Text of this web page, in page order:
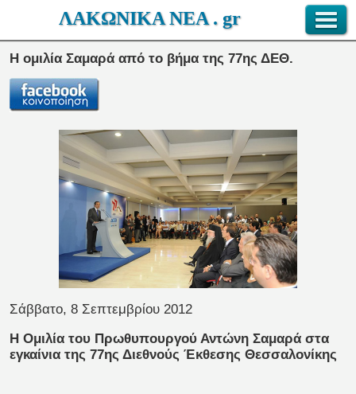
ΛΑΚΩΝΙΚΑ ΝΕΑ . gr
Η ομιλία Σαμαρά από το βήμα της 77ης ΔΕΘ.
Σάββατο, 8 Σεπτεμβρίου 2012
H Ομιλία του Πρωθυπουργού Αντώνη Σαμαρά στα
εγκαίνια της 77ης Διεθνούς Έκθεσης Θεσσαλονίκης